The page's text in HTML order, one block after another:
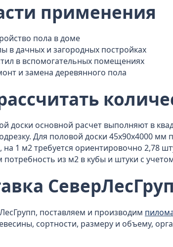
применения
пола в доме
в дачных и загородных постройках
в вспомогательных помещениях
и замена деревянного пола
доски основной расчет выполняют в
Для половой доски 45x90x4000
на 1 м2 требуется ориентировочно 2,78
потребность из м2 в кубы и штуки с
поставляем и производим
сортности, размеру и объему,